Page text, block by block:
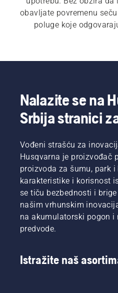
obavljate povremenu
poluge koje
Nalazite se na
Srbija stranici
Vođeni strašću za
Husqvarna je proizvođač
proizvoda za šumu, park i
karakteristike i korisnost
se tiču bezbednosti i
našim vrhunskim
na akumulatorski pogon i
predvode.
Istražite naš